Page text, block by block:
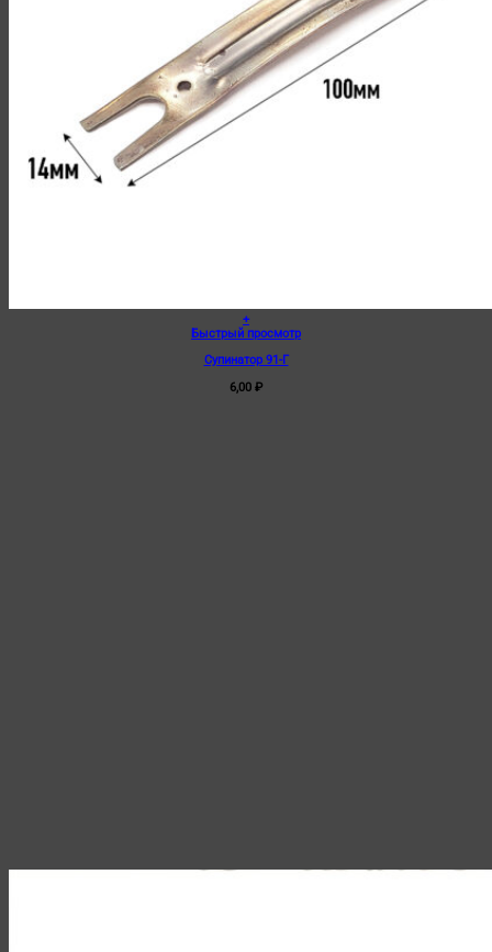
+
Быстрый просмотр
Супинатор 91-Г
6,00 ₽